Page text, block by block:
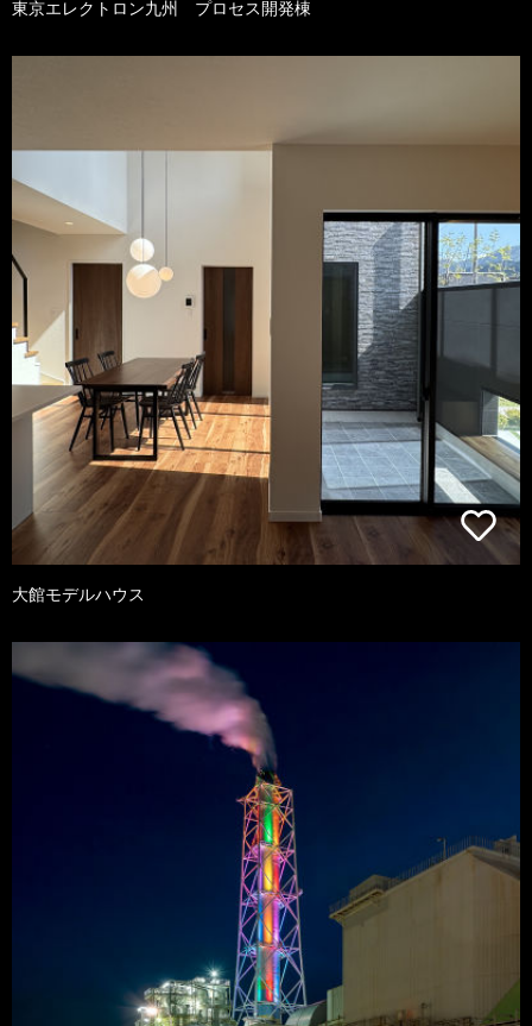
東京エレクトロン九州 プロセス開発棟
大館モデルハウス